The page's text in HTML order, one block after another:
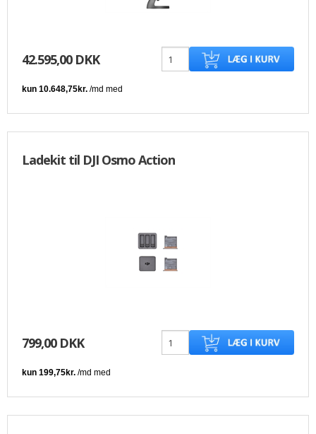
42.595,00 DKK
Ladekit til DJI Osmo Action
799,00 DKK